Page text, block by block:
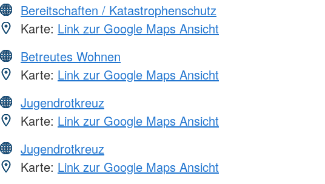
Bereitschaften / Katastrophenschutz
Karte: Link zur Google Maps Ansicht
Betreutes Wohnen
Karte: Link zur Google Maps Ansicht
Jugendrotkreuz
Karte: Link zur Google Maps Ansicht
Jugendrotkreuz
Karte: Link zur Google Maps Ansicht